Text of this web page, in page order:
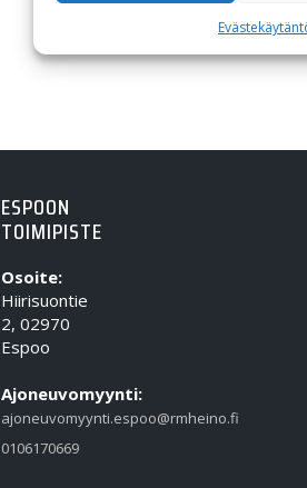
ESPOON
TOIMIPISTE
Osoite:
Hiirisuontie
2, 02970
Espoo
Ajoneuvomyynti:
ajoneuvomyynti.espoo@rmheino.fi
0106170669